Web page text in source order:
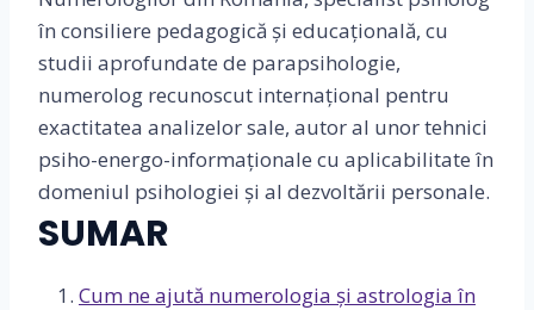
în consiliere pedagogică și educațională, cu
studii aprofundate de parapsihologie,
numerolog recunoscut internațional pentru
exactitatea analizelor sale, autor al unor tehnici
psiho-energo-informaţionale cu aplicabilitate în
domeniul psihologiei şi al dezvoltării personale.
SUMAR
Cum ne ajută numerologia și astrologia în